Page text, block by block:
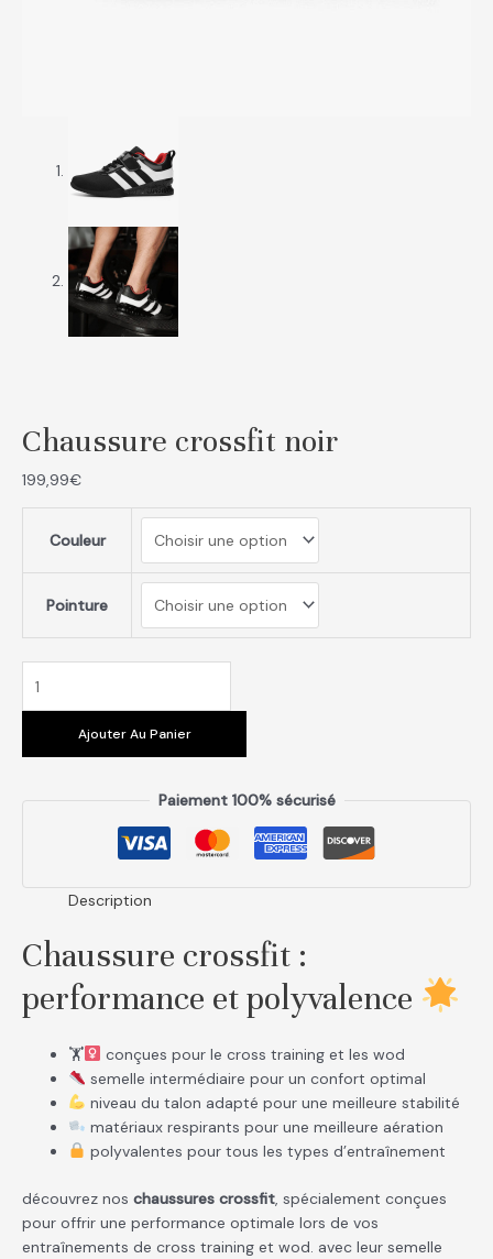
Chaussure crossfit noir
199,99€
Couleur
Pointure
Ajouter Au Panier
Paiement 100% sécurisé
Description
Chaussure crossfit :
performance et polyvalence
🏋
conçues pour le cross training et les wod
semelle intermédiaire pour un confort optimal
niveau du talon adapté pour une meilleure stabilité
matériaux respirants pour une meilleure aération
polyvalentes pour tous les types d’entraînement
découvrez nos chaussures crossfit, spécialement conçues
pour offrir une performance optimale lors de vos
entraînements de cross training et wod. avec leur semelle